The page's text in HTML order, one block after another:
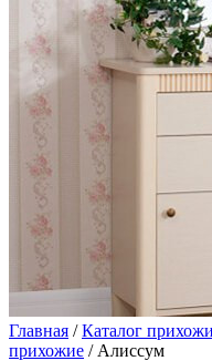
Главная /Каталог
прихожие / Алиссум